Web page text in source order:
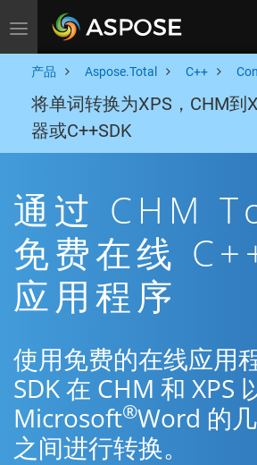
Toggle navigation
产品 Aspose.Total C++
将单词转换为XPS，CHM到
器或C++SDK
通过 CHM
免费在线
应用程序
使用免费的在线应用
SDK 在 CHM 和 XPS
Microsoft®Word 的
之间进行转换。